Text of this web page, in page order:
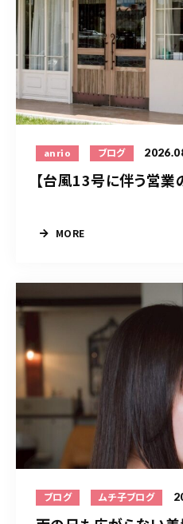
anrio ブログ
【台風13号に伴う営業
MORE
ブログ ムチ子ブログ